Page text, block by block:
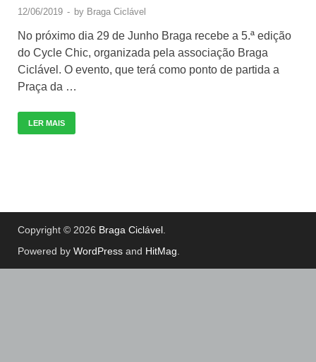
12/06/2019 - by Braga Ciclável
No próximo dia 29 de Junho Braga recebe a 5.ª edição
do Cycle Chic, organizada pela associação Braga
Ciclável. O evento, que terá como ponto de partida a
Praça da …
LER MAIS
Copyright © 2026 Braga Ciclável
Powered by WordPress and HitMag